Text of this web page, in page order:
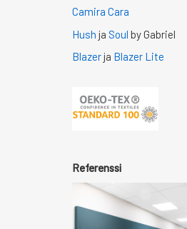
Camira Cara
Hush ja Soul by Gabriel
Blazerja Blazer Lite
Referenssi